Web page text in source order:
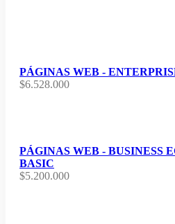
PÁGINAS WEB -
$6.528.000
PÁGINAS WEB - BUSINESS
BASIC
$5.200.000